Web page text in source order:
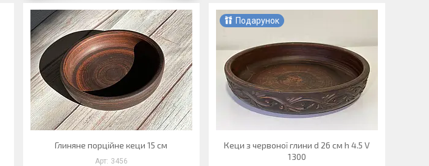
Глиняне порційне кеци 15 см
3456
Подарунок
Кеци з червоної глини d 26 см h 4.5 V
1300